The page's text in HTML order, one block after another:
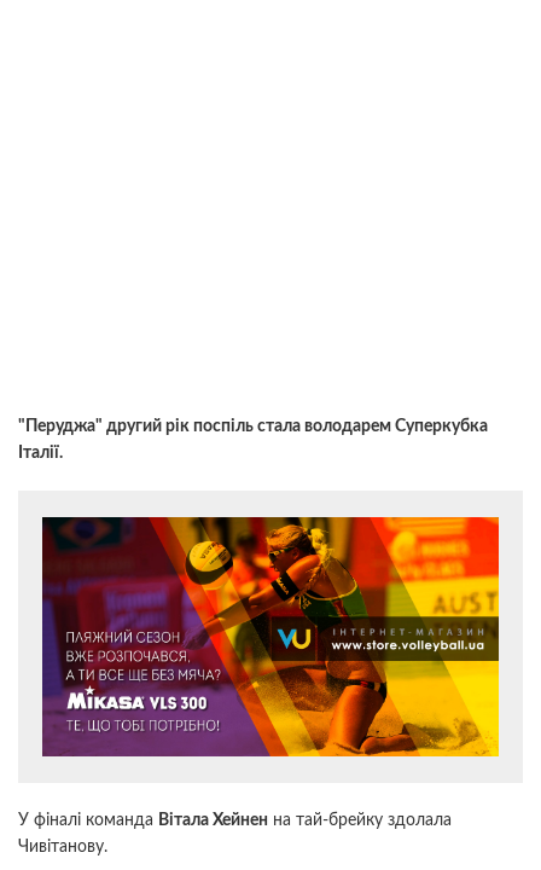
"Перуджа" другий рік поспіль стала володарем Суперкубка
Італії.
У фіналі команда Вітала Хейнен на тай-брейку здолала
Чивітанову.